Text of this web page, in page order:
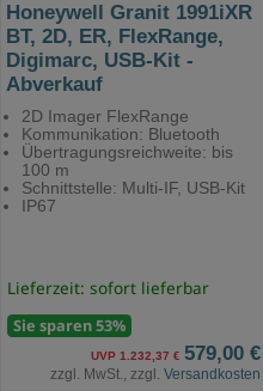
Honeywell Granit 1991iXR
BT, 2D, ER, FlexRange,
Digimarc, USB-Kit -
Abverkauf
2D Imager FlexRange
Kommunikation: Bluetooth
Übertragungsreichweite: bis
100 m
Schnittstelle: Multi-IF, USB-Kit
IP67
Lieferzeit: sofort lieferbar
Sie sparen 53%
UVP 1.232,37 € 579,00 €
zzgl. MwSt., zzgl. Versandkosten